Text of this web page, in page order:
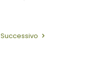
Successivo